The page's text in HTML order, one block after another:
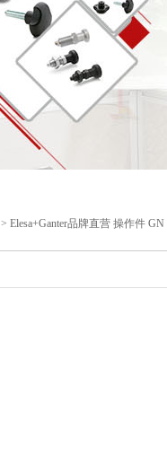
> Elesa+Ganter品牌直营 操作件